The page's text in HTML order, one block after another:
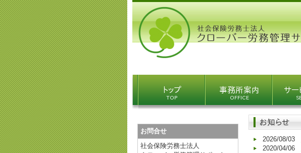
2026/08/03
2020/04/06
お問合せ
社会保険労務士法人